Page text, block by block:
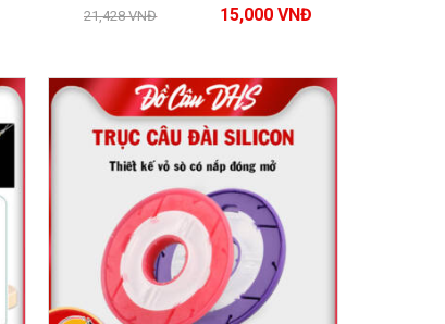
21,428VNĐ 15,000 VNĐ
GIẢM GIÁ!